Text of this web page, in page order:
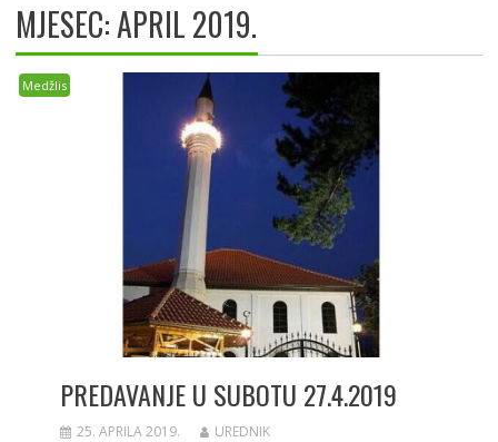
MJESEC:APRIL 2019.
Medžlis
PREDAVANJE U SUBOTU 27.4.2019
25. APRILA 2019. UREDNIK